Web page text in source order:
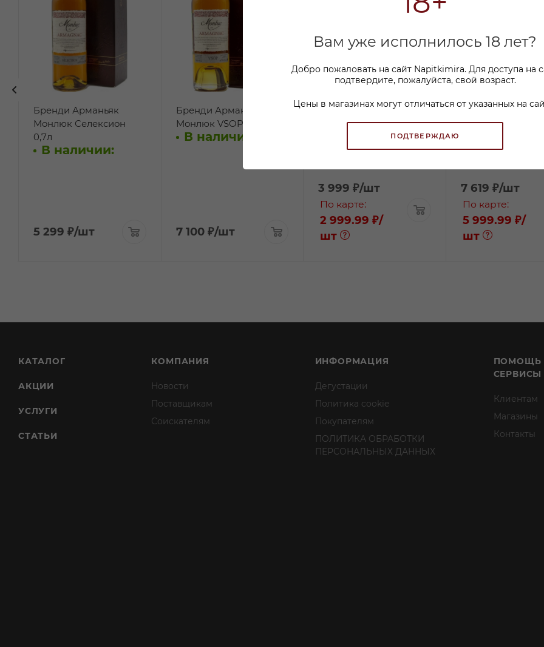
Вам уже исполнилось 18 лет?
Добро пожаловать на сайт Napitkimira. Для доступа на
подтвердите, пожалуйста, свой возраст.
Цены в магазинах могут отличаться от указанных на
ПОДТВЕРЖДАЮ
Бренди Арманьяк
Монлюк Селексион
0,7л
В наличии:
5 299 ₽/шт
Бренди Арманьяк
Монлюк VSOP 0,7л
В наличии:
7 100₽/шт
Бренди Домэн Тарике
Бланш Арманьяк 0,5л
В наличии:
3 999 ₽/шт
По карте:
2 999.99 ₽/
шт
Бренди
Оак 0,7л
7 619 ₽/шт
По карте:
5 999.99 ₽/
шт
КАТАЛОГ
АКЦИИ
УСЛУГИ
СТАТЬИ
КОМПАНИЯ
Новости
Поставщикам
Соискателям
ИНФОРМАЦИЯ
Дегустации
Политика cookie
Покупателям
ПОЛИТИКА ОБРАБОТКИ
ПЕРСОНАЛЬНЫХ ДАННЫХ
ПОМОЩЬ
СЕРВИСЫ
Клиентам
Магазины
Контакты